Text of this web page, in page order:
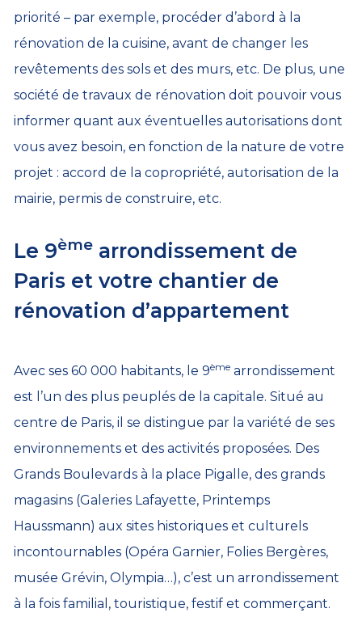
priorité – par exemple, procéder d’abord à la
rénovation de la cuisine, avant de changer les
revêtements des sols et des murs, etc. De plus, une
société de travaux de rénovation doit pouvoir vous
informer quant aux éventuelles autorisations dont
vous avez besoin, en fonction de la nature de votre
projet : accord de la copropriété, autorisation de la
mairie, permis de construire, etc.
Le 9ème arrondissement de
Paris et votre chantier de
rénovation d’appartement
Avec ses 60 000 habitants, le 9ème arrondissement
est l’un des plus peuplés de la capitale. Situé au
centre de Paris, il se distingue par la variété de ses
environnements et des activités proposées. Des
Grands Boulevards à la place Pigalle, des grands
magasins (Galeries Lafayette, Printemps
Haussmann) aux sites historiques et culturels
incontournables (Opéra Garnier, Folies Bergères,
musée Grévin, Olympia…), c’est un arrondissement
à la fois familial, touristique, festif et commerçant.